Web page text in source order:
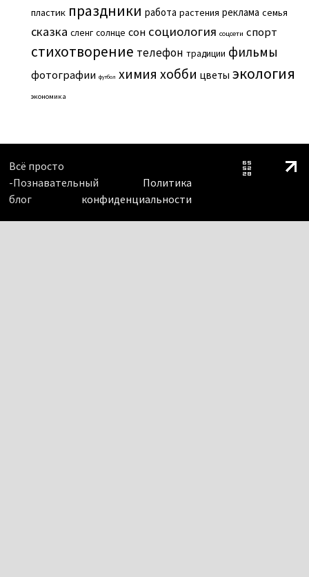
пластик праздники работа растения реклама семья
сказка сленг солнце сон социология соцсети спорт
стихотворение телефон традиции фильмы
фотографии футбол химия хобби цветы экология
экономика
Всё просто
-Познавательный
блог
Политика
конфиденциальности